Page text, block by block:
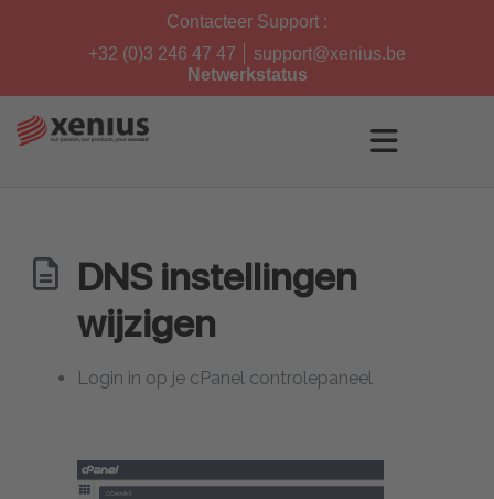
Contacteer Support :
+32 (0)3 246 47 47
support@xenius.be
Netwerkstatus
DNS instellingen
wijzigen
Login in op je cPanel controlepaneel